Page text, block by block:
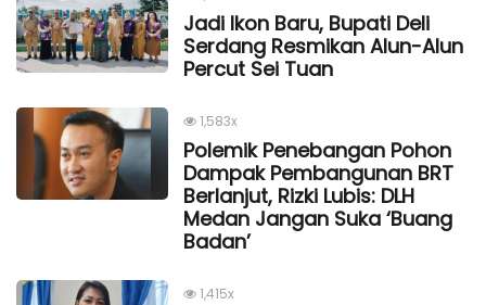
Jadi Ikon Baru, Bupati Deli
Serdang Resmikan Alun-Alun
Percut Sei Tuan
1,583x
Polemik Penebangan Pohon
Dampak Pembangunan BRT
Berlanjut, Rizki Lubis: DLH
Medan Jangan Suka ‘Buang
Badan’
1,415x